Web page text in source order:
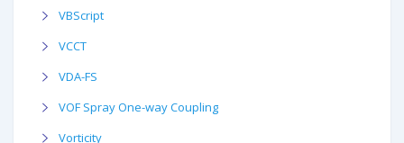
VBScript
VCCT
VDA-FS
VOF Spray One-way Coupling
Vorticity